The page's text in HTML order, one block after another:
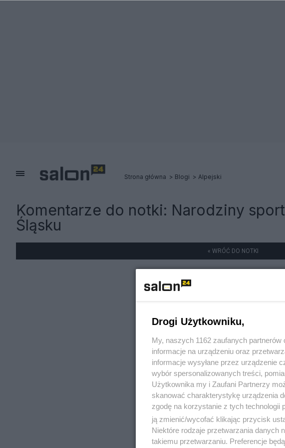
Strona główna Blogi Alpejski
Komentarze do notki: Narodziny
Śląsku
« WRÓĆ DO NOTKI
Drogi Użytkowniku,
My, naszych 1162 zaufanych
informacje na urządzeniu oraz
informacje wysyłane przez urządzenie
wybór spersonalizowanych treści,
Użytkownika my i Zaufani Partnerzy
skanować charakterystykę urządzenia
zgodę na korzystanie z tych technologii
ją zmienić/wycofać klikając przycisk
Niektóre rodzaje przetwarzania danych
takiemu przetwarzaniu. Preferencje